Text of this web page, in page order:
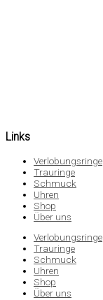
Links
Verlobungsringe
Trauringe
Schmuck
Uhren
Shop
Über uns
Verlobungsringe
Trauringe
Schmuck
Uhren
Shop
Über uns